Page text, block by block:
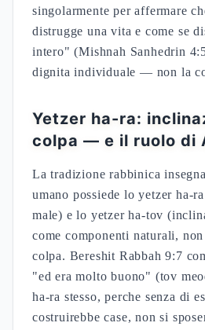
singolarmente per affermare
distrugge una vita e come se
intero" (Mishnah Sanhedrin
dignita individuale — non la
Yetzer ha-ra:
colpa — e il ruolo di
La tradizione rabbinica
umano possiede lo yetzer ha-
male) e lo yetzer ha-tov
come componenti naturali,
colpa. Bereshit Rabbah 9:7
"ed era molto buono" (tov
ha-ra stesso, perche senza di
costruirebbe case, non si